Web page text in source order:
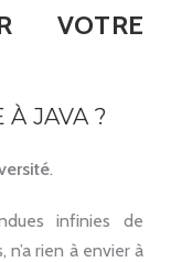
VOTRE
À JAVA ?
.
infinies de
rien à envier à